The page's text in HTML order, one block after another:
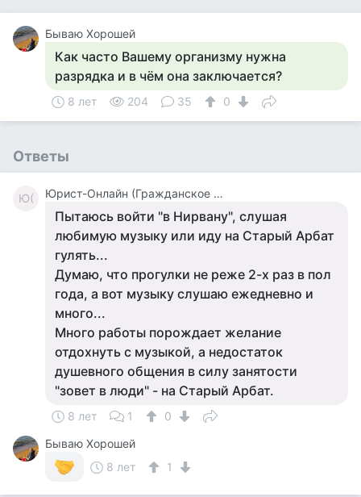
Бываю Хорошей
Как часто Вашему организму нужна
разрядка и в чём она заключается?
8 лет 204 35 0
Ответы
Ю( Юрист-Онлайн (Гражданское Право)
Пытаюсь войти "в Нирвану", слушая
любимую музыку или иду на Старый Арбат
гулять...
Думаю, что прогулки не реже 2-х раз в пол
года, а вот музыку слушаю ежедневно и
много...
Много работы порождает желание
отдохнуть с музыкой, а недостаток
душевного общения в силу занятости
"зовет в люди" - на Старый Арбат.
8 лет 1
0
Бываю Хорошей
8 лет
1